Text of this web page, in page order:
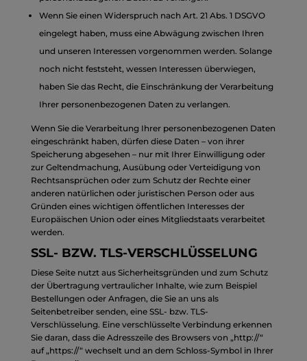
Wenn Sie einen Widerspruch nach Art. 21 Abs. 1 DSGVO
eingelegt haben, muss eine Abwägung zwischen Ihren
und unseren Interessen vorgenommen werden. Solange
noch nicht feststeht, wessen Interessen überwiegen,
haben Sie das Recht, die Einschränkung der Verarbeitung
Ihrer personenbezogenen Daten zu verlangen.
Wenn Sie die Verarbeitung Ihrer personenbezogenen Daten
eingeschränkt haben, dürfen diese Daten – von ihrer
Speicherung abgesehen – nur mit Ihrer Einwilligung oder
zur Geltendmachung, Ausübung oder Verteidigung von
Rechtsansprüchen oder zum Schutz der Rechte einer
anderen natürlichen oder juristischen Person oder aus
Gründen eines wichtigen öffentlichen Interesses der
Europäischen Union oder eines Mitgliedstaats verarbeitet
werden.
SSL- BZW. TLS-VERSCHLÜSSELUNG
Diese Seite nutzt aus Sicherheitsgründen und zum Schutz
der Übertragung vertraulicher Inhalte, wie zum Beispiel
Bestellungen oder Anfragen, die Sie an uns als
Seitenbetreiber senden, eine SSL- bzw. TLS-
Verschlüsselung. Eine verschlüsselte Verbindung erkennen
Sie daran, dass die Adresszeile des Browsers von „http://“
auf „https://“ wechselt und an dem Schloss-Symbol in Ihrer